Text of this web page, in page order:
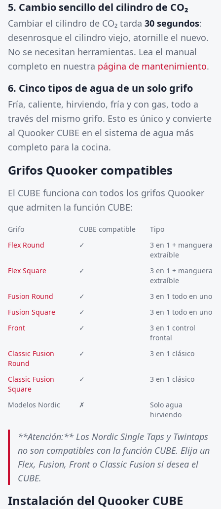
5. Cambio sencillo del cilindro de CO₂
Cambiar el cilindro de CO₂ tarda 30 segundos:
desenrosque el cilindro viejo, atornille el nuevo.
No se necesitan herramientas. Lea el manual
completo en nuestra página de mantenimiento.
6. Cinco tipos de agua de un solo grifo
Fría, caliente, hirviendo, fría y con gas, todo a
través del mismo grifo. Esto es único y convierte
al Quooker CUBE en el sistema de agua más
completo para la cocina.
Grifos Quooker compatibles
El CUBE funciona con todos los grifos Quooker
que admiten la función CUBE:
Grifo CUBE compatible
Tipo
Flex Round
✓
3 en 1 + manguera
extraíble
Flex Square
✓
3 en 1 + manguera
extraíble
Fusion Round
✓
3 en 1 todo en uno
Fusion Square
✓
3 en 1 todo en uno
Front
✓
3 en 1 control
frontal
Classic Fusion
Round
✓ 3 en 1 clásico
Classic Fusion
Square
✓ 3 en 1 clásico
Modelos Nordic ✗
Solo agua
hirviendo
**Atención:** Los Nordic Single Taps y Twintaps
no son compatibles con la función CUBE. Elija un
Flex, Fusion, Front o Classic Fusion si desea el
CUBE.
Instalación del Quooker CUBE